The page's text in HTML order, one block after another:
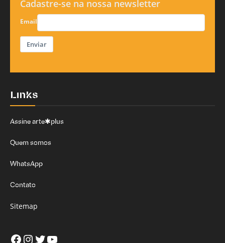
Cadastre-se na nossa newsletter
Email
Enviar
Links
Assine arte✱plus
Quem somos
WhatsApp
Contato
Sitemap
Facebook
Instagram
Twitter
Youtube